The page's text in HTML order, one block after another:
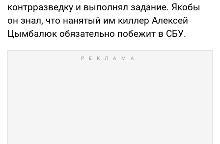
контрразведку и выполнял задание. Якобы
он знал, что нанятый им киллер Алексей
Цымбалюк обязательно побежит в СБУ.